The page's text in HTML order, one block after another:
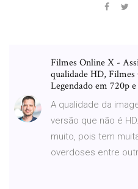
Filmes Online X -
qualidade HD,
Legendado em 720p
A qualidade da
versão que não é
muito, pois tem
overdoses entre